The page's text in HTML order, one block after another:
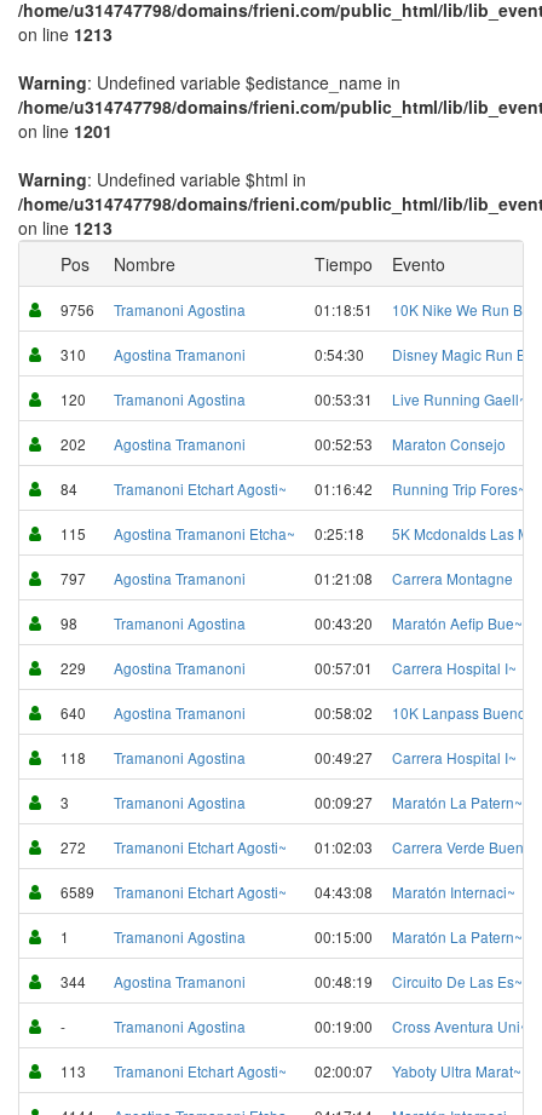
/home/u314747798/domains/frieni.com/public_html/lib/
on line 1213
Warning: Undefined variable $edistance_name in
/home/u314747798/domains/frieni.com/public_html/lib/
on line 1201
Warning: Undefined variable $html in
/home/u314747798/domains/frieni.com/public_html/lib/
on line 1213
Pos
Nombre Tiempo Evento
9756 Tramanoni Agostina 01:18:51 10K Nike We Run Bu~
310 Agostina Tramanoni 0:54:30 Disney Magic Run B~
120 Tramanoni Agostina 00:53:31 Live Running Gaell~
202 Agostina Tramanoni 00:52:53 Maraton Consejo
84 Tramanoni Etchart Agosti~ 01:16:42 Running Trip Fores~
115 Agostina Tramanoni Etcha~ 0:25:18 5K Mcdonalds Las M~
797 Agostina Tramanoni 01:21:08 Carrera Montagne
98 Tramanoni Agostina 00:43:20 Maratón Aefip Bue~
229 Agostina Tramanoni 00:57:01 Carrera Hospital I~
640 Agostina Tramanoni 00:58:02 10K Lanpass Buenos~
118 Tramanoni Agostina 00:49:27 Carrera Hospital I~
3 Tramanoni Agostina 00:09:27 Maratón La Patern~
272 Tramanoni Etchart Agosti~ 01:02:03 Carrera Verde Buen~
6589 Tramanoni Etchart Agosti~ 04:43:08 Maratón Internaci~
1 Tramanoni Agostina 00:15:00 Maratón La Patern~
344 Agostina Tramanoni 00:48:19 Circuito De Las Es~
- Tramanoni Agostina 00:19:00 Cross Aventura Uni~
113 Tramanoni Etchart Agosti~ 02:00:07 Yaboty Ultra Marat~